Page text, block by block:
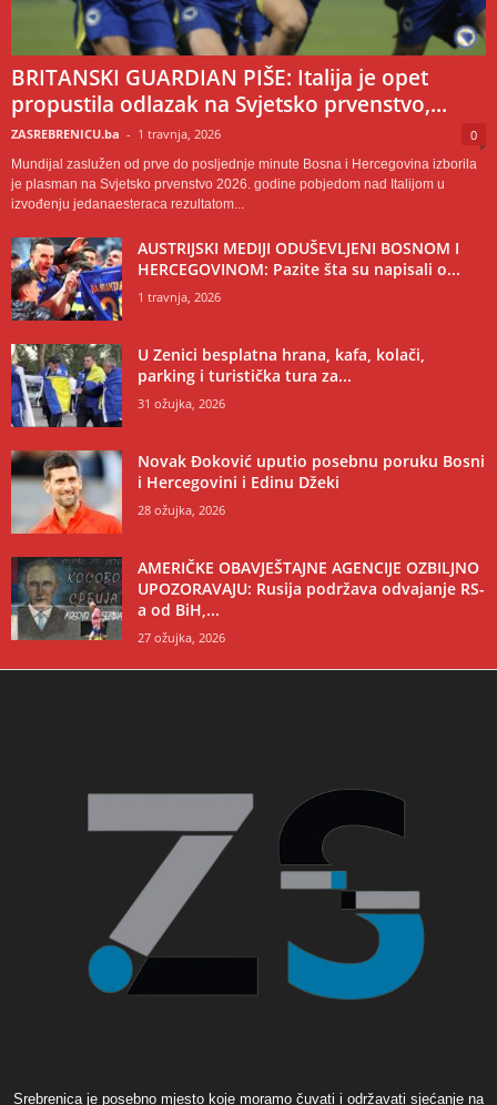
BRITANSKI GUARDIAN PIŠE: Italija je opet
propustila odlazak na Svjetsko prvenstvo,...
ZASREBRENICU.ba - 1 travnja, 2026 0
Mundijal zaslužen od prve do posljednje minute Bosna i Hercegovina izborila
je plasman na Svjetsko prvenstvo 2026. godine pobjedom nad Italijom u
izvođenju jedanaesteraca rezultatom...
AUSTRIJSKI MEDIJI ODUŠEVLJENI BOSNOM I
HERCEGOVINOM: Pazite šta su napisali o...
1 travnja, 2026
U Zenici besplatna hrana, kafa, kolači,
parking i turistička tura za...
31 ožujka, 2026
Novak Đoković uputio posebnu poruku Bosni
i Hercegovini i Edinu Džeki
28 ožujka, 2026
AMERIČKE OBAVJEŠTAJNE AGENCIJE OZBILJNO
UPOZORAVAJU: Rusija podržava odvajanje RS-
a od BiH,...
27 ožujka, 2026
Srebrenica je posebno mjesto koje moramo čuvati i održavati sjećanje na